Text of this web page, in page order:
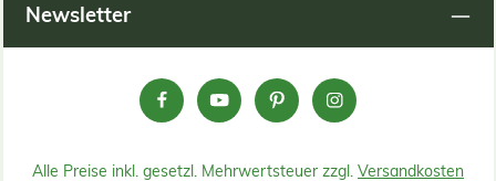
Newsletter
Alle Preise inkl. gesetzl. Mehrwertsteuer zzgl. Versandkosten